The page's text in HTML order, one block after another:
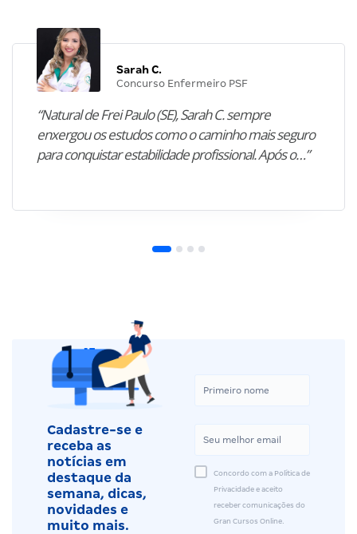
Sarah C.
Concurso Enfermeiro PSF
“Natural de Frei Paulo (SE), Sarah C. sempre
enxergou os estudos como o caminho mais seguro
para conquistar estabilidade profissional. Após o…”
Cadastre-se e
receba as
notícias em
destaque da
semana, dicas,
novidades e
muito mais.
Concordo com a Política de
Privacidade e aceito
receber comunicações do
Gran Cursos Online.